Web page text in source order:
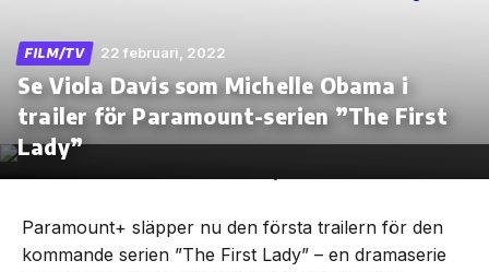
Skip
the
FILM/TV 22 februari, 2022
Se Viola Davis som Michelle Obama i
trailer för Paramount-serien ”The First
Lady”
Paramount+ släpper nu den första trailern för den
kommande serien ”The First Lady” – en dramaserie